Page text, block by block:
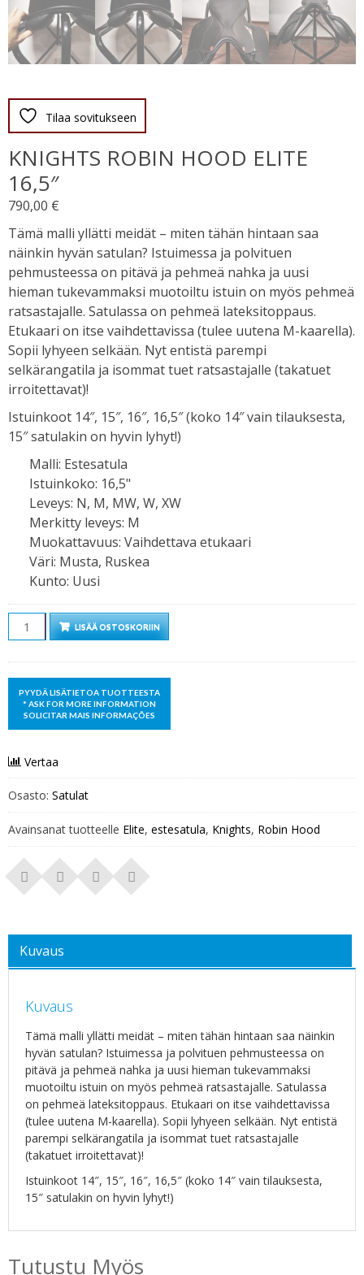
Tilaa sovitukseen
KNIGHTS ROBIN HOOD ELITE
16,5″
790,00 €
Tämä malli yllätti meidät – miten tähän hintaan saa
näinkin hyvän satulan? Istuimessa ja polvituen
pehmusteessa on pitävä ja pehmeä nahka ja uusi
hieman tukevammaksi muotoiltu istuin on myös pehmeä
ratsastajalle. Satulassa on pehmeä lateksitoppaus.
Etukaari on itse vaihdettavissa (tulee uutena M-kaarella).
Sopii lyhyeen selkään. Nyt entistä parempi
selkärangatila ja isommat tuet ratsastajalle (takatuet
irroitettavat)!
Istuinkoot 14″, 15″, 16″, 16,5″ (koko 14″ vain tilauksesta,
15″ satulakin on hyvin lyhyt!)
Malli: Estesatula
Istuinkoko: 16,5"
Leveys: N, M, MW, W, XW
Merkitty leveys: M
Muokattavuus: Vaihdettava etukaari
Väri: Musta, Ruskea
Kunto: Uusi
Määrä LISÄÄ OSTOSKORIIN
Vertaa
Osasto: Satulat
Avainsanat tuotteelle Elite, estesatula, Knights, Robin Hood
Kuvaus
Kuvaus
Tämä malli yllätti meidät – miten tähän hintaan saa näinkin
hyvän satulan? Istuimessa ja polvituen pehmusteessa on
pitävä ja pehmeä nahka ja uusi hieman tukevammaksi
muotoiltu istuin on myös pehmeä ratsastajalle. Satulassa
on pehmeä lateksitoppaus. Etukaari on itse vaihdettavissa
(tulee uutena M-kaarella). Sopii lyhyeen selkään. Nyt entistä
parempi selkärangatila ja isommat tuet ratsastajalle
(takatuet irroitettavat)!
Istuinkoot 14″, 15″, 16″, 16,5″ (koko 14″ vain tilauksesta,
15″ satulakin on hyvin lyhyt!)
Tutustu Myös